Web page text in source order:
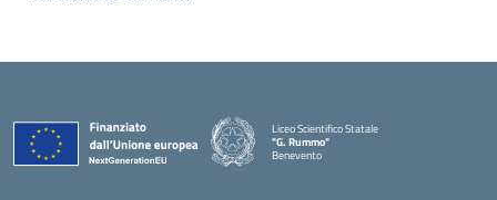
Liceo Scientifico Statale
"G. Rummo"
Benevento